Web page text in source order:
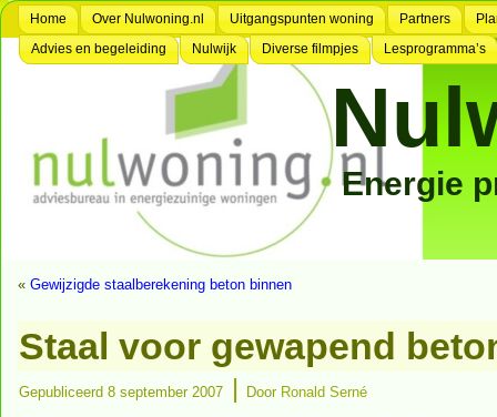
Home Over Nulwoning.nl Uitgangspunten woning Partners
Advies en begeleiding
Nulwijk Diverse filmpjes Lesprogramma’s
Energie
« Gewijzigde staalberekening beton binnen
Staal voor gewapend
Gepubliceerd 8 september 2007 | Door Ronald Serné